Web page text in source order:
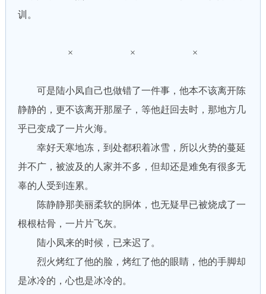
训。
× × ×
可是陆小凤自己也做错了一件事，他本不该离开陈
静静的，更不该离开那屋子，等他赶回去时，那地方几
乎已变成了一片火海。
幸好天寒地冻，到处都积着冰雪，所以火势的蔓延
并不广，被波及的人家并不多，但却还是难免有很多无
辜的人受到连累。
陈静静那美丽柔软的胴体，也无疑早已被烧成了一
根根枯骨，一片片飞灰。
陆小凤来的时候，已来迟了。
烈火烤红了他的脸，烤红了他的眼睛，他的手脚却
是冰冷的，心也是冰冷的。